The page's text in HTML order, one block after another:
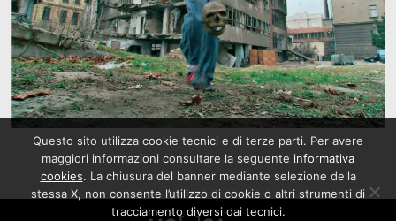
Questo sito utilizza cookie tecnici e di terze parti. Per avere
maggiori informazioni consultare la seguente informativa
cookies. La chiusura del banner mediante selezione della
stessa X, non consente l’utilizzo di cookie o altri strumenti di
tracciamento diversi dai tecnici.